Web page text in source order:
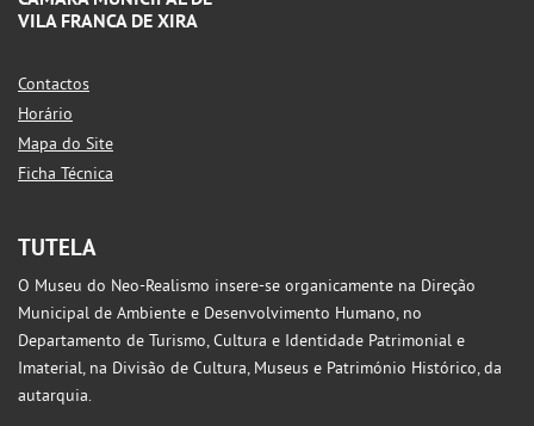
VILA FRANCA DE XIRA
Contactos
Horário
Mapa do Site
Ficha Técnica
TUTELA
O Museu do Neo-Realismo insere-se organicamente na Direção
Municipal de Ambiente e Desenvolvimento Humano, no
Departamento de Turismo, Cultura e Identidade Patrimonial e
Imaterial, na Divisão de Cultura, Museus e Património Histórico, da
autarquia.